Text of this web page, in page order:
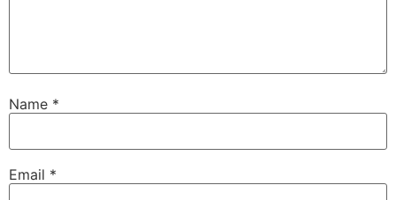
Name *
Email *